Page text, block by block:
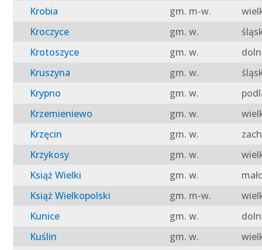
Krobia
gm. m-w.
Kroczyce
gm. w.
Krotoszyce
gm. w.
Kruszyna
gm. w.
Krypno
gm. w.
Krzemieniewo
gm. w.
Krzęcin
gm. w.
Krzykosy
gm. w.
Książ Wielki
gm. w.
Książ Wielkopolski
gm. m-w.
Kunice
gm. w.
Kuślin
gm. w.